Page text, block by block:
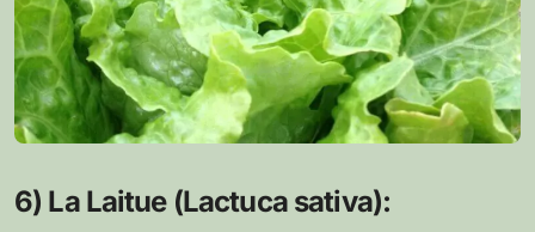
6) La Laitue (Lactuca sativa):